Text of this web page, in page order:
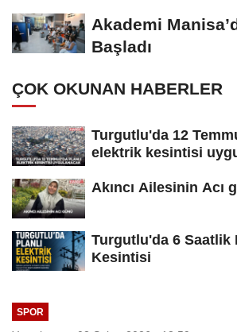
Akademi
Başladı
ÇOK OKUNAN HABERLER
Turgutlu'da 12
elektrik kesintisi
Akıncı Ailesinin Acı
Turgutlu'da 6 Saatlik
Kesintisi
SPOR